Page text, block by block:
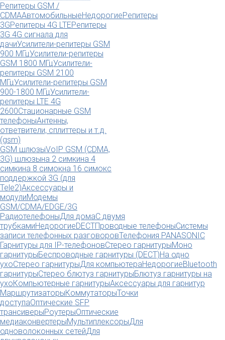
Репитеры GSM /
CDMAАвтомобильныеНедорогиеРепитеры
3GРепитеры 4G LTEРепитеры
3G 4G сигнала для
дачиУсилители-репитеры GSM
900 МГцУсилители-репитеры
GSM 1800 МГцУсилители-
репитеры GSM 2100
МГцУсилители-репитеры GSM
900-1800 МГцУсилители-
репитеры LTE 4G
2600Стационарные GSM
телефоныАнтенны,
ответвители, сплиттеры и т.д.
(gsm)
GSM шлюзыVoIP GSM (CDMA,
3G) шлюзына 2 симкина 4
симкина 8 симокна 16 симокс
поддержкой 3G (для
Tele2)Аксессуары и
модулиМодемы
GSM/CDMA/EDGE/3G
РадиотелефоныДля домаС двумя
трубкамиНедорогиеDECTПроводные телефоныСистемы
записи телефонных разговоровТелефония PANASONIC
Гарнитуры для IP-телефоновСтерео гарнитурыМоно
гарнитурыБеспроводные гарнитуры (DECT)На одно
ухоСтерео гарнитурыДля компьютераНедорогиеBluetooth
гарнитурыСтерео блютуз гарнитурыБлютуз гарнитуры на
ухоКомпьютерные гарнитурыАксессуары для гарнитур
МаршрутизаторыКоммутаторыТочки
доступаОптические SFP
трансиверыРоутерыОптические
медиаконвертерыМультиплексорыДля
одноволоконных сетейДля